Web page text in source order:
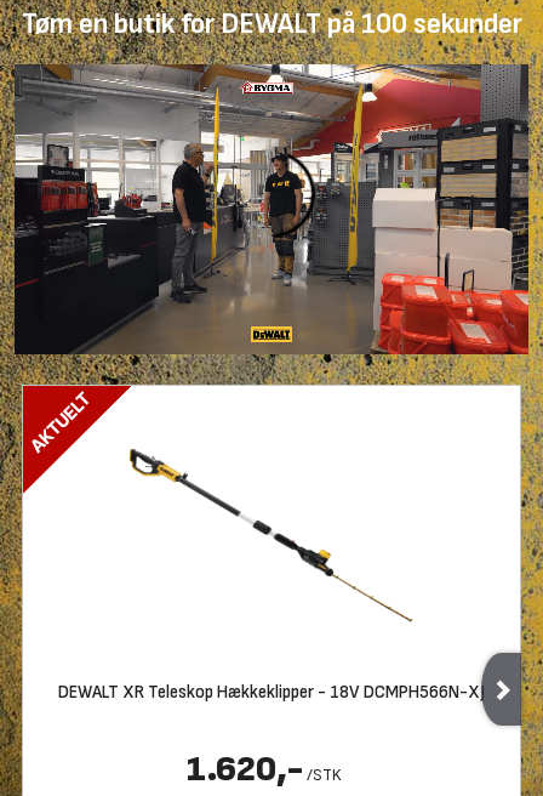
Tøm en butik for DEWALT på 100 sekunder
DEWALT XR Teleskop Hækkeklipper - 18V DCMPH566N-XJ
1.620,- /STK